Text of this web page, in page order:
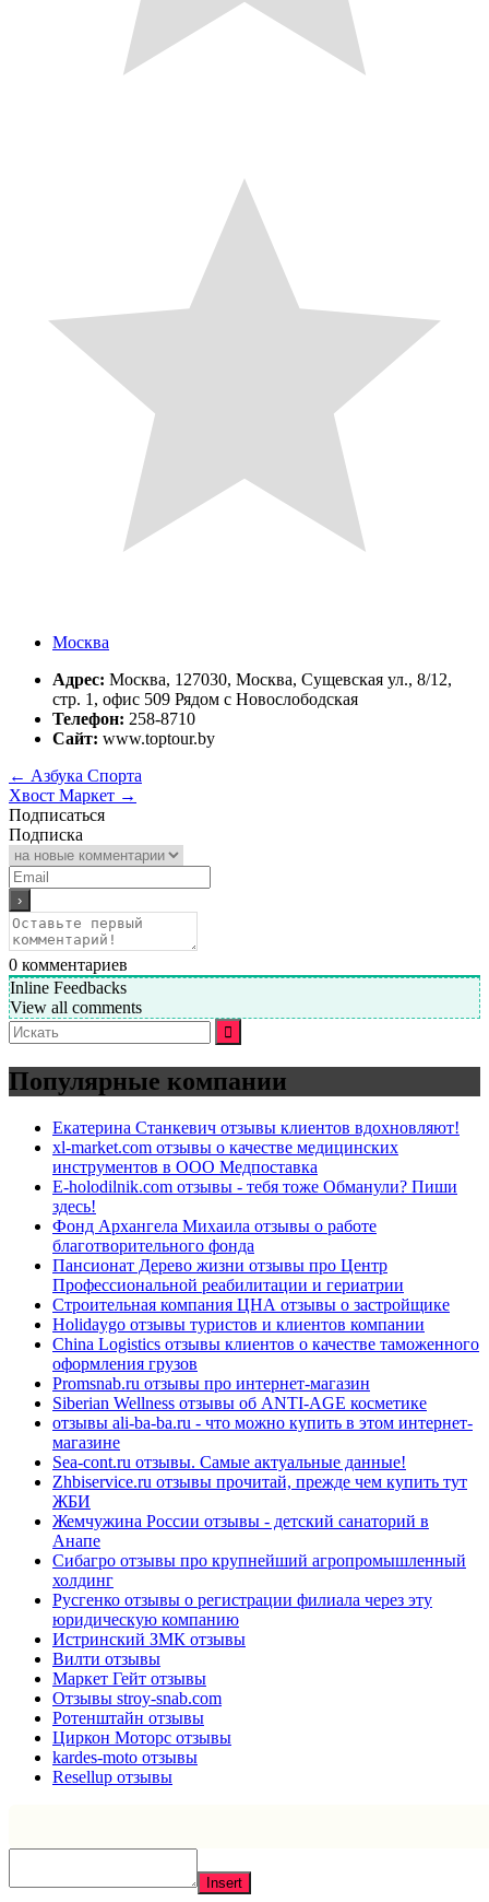
Москва
Адрес: Москва, 127030, Москва, Сущевская ул., 8/12,
стр. 1, офис 509 Рядом с Новослободская
Телефон: 258-8710
Сайт: www.toptour.by
← Азбука Спорта
Хвост Маркет →
Подписаться
Подписка
0 комментариев
Inline Feedbacks
View all comments
Искать:
Популярные компании
Екатерина Станкевич отзывы клиентов вдохновляют!
xl-market.com отзывы о качестве медицинских
инструментов в ООО Медпоставка
E-holodilnik.com отзывы - тебя тоже Обманули? Пиши
здесь!
Фонд Архангела Михаила отзывы о работе
благотворительного фонда
Пансионат Дерево жизни отзывы про Центр
Профессиональной реабилитации и гериатрии
Строительная компания ЦНА отзывы о застройщике
Holidaygo отзывы туристов и клиентов компании
China Logistics отзывы клиентов о качестве таможенного
оформления грузов
Promsnab.ru отзывы про интернет-магазин
Siberian Wellness отзывы об ANTI-AGE косметике
отзывы ali-ba-ba.ru - что можно купить в этом интернет-
магазине
Sea-cont.ru отзывы. Самые актуальные данные!
Zhbiservice.ru отзывы прочитай, прежде чем купить тут
ЖБИ
Жемчужина России отзывы - детский санаторий в
Анапе
Сибагро отзывы про крупнейший агропромышленный
холдинг
Русгенко отзывы о регистрации филиала через эту
юридическую компанию
Истринский ЗМК отзывы
Вилти отзывы
Маркет Гейт отзывы
Отзывы stroy-snab.com
Ротенштайн отзывы
Циркон Моторс отзывы
kardes-moto отзывы
Resellup отзывы
Insert